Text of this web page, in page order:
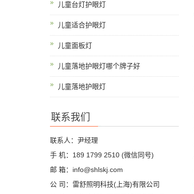
儿童台灯护眼灯
儿童适合护眼灯
儿童面板灯
儿童落地护眼灯哪个牌子好
儿童落地护眼灯
联系我们
联系人：尹经理
手 机：189 1799 2510 (微信同号)
邮 箱：info@shlskj.com
公 司：雷舒照明科技(上海)有限公司